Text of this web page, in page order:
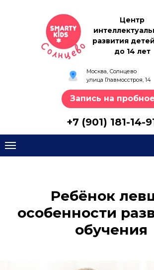
Москва, Солнцево
улица Главмосстроя, 14
Запись на пробное
+7 (901) 181-14-
Центр
развития
до 14 лет
Ребёнок
особенности
обучения